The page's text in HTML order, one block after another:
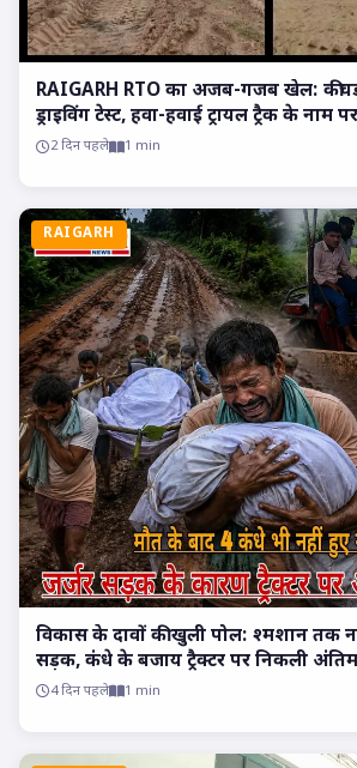
RAIGARH RTO का अजब-गजब खेल:
ड्राइविंग टेस्ट, हवा-हवाई ट्रायल ट्रैक के नाम
उड़ रही धज्जियां
2 दिन पहले 1 min
RAIGARH
विकास के दावों की खुली पोल: श्मशान तक
सड़क, कंधे के बजाय ट्रैक्टर पर निकली अंतिम
4 दिन पहले 1 min